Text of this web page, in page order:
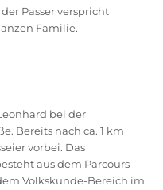
Passer verspricht
Familie.
bei der
Bereits nach ca. 1 km
vorbei. Das
aus dem Parcours
Volkskunde-Bereich im